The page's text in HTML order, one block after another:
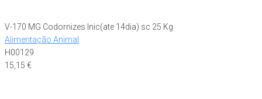
V-170 MG Codornizes Inic(ate 14dia) sc 25 Kg
Alimentação Animal
H00129
15,15 €